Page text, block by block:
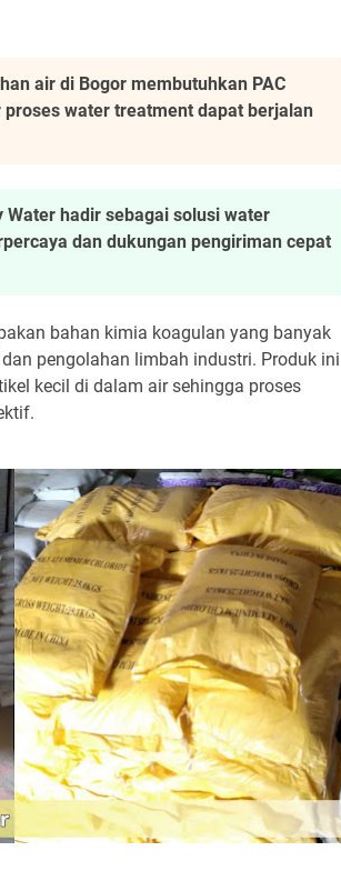
air di Bogor membutuhkan PAC
water treatment dapat berjalan
hadir sebagai solusi water
dan dukungan pengiriman cepat
bahan kimia koagulan yang banyak
pengolahan limbah industri. Produk ini
kecil di dalam air sehingga proses